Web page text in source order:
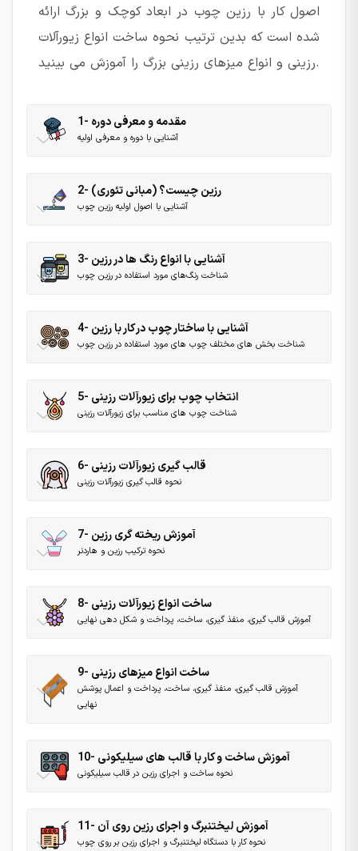
اصول کار با رزین چوب در ابعاد کوچک و بزرگ ارائه
شده است که بدین ترتیب نحوه ساخت انواع زیورآلات
رزینی و انواع میزهای رزینی بزرگ را آموزش می بینید.
1- مقدمه و معرفی دوره
آشنایی با دوره و معرفی اولیه
2- رزین چیست؟ (مبانی تئوری)
آشنایی با اصول اولیه رزین چوب
3- آشنایی با انواع رنگ ها در رزین
شناخت رنگ‌های مورد استفاده در رزین چوب
4- آشنایی با ساختار چوب در کار با رزین
شناخت بخش های مختلف چوب های مورد استفاده در رزین چوب
5- انتخاب چوب برای زیورآلات رزینی
شناخت چوب های مناسب برای زیورآلات رزینی
6- قالب ‌گیری زیورآلات رزینی
نحوه قالب گیری زیورآلات رزینی
7- آموزش ریخته ‌گری رزین
نحوه ترکیب رزین و هاردنر
8- ساخت انواع زیورآلات رزینی
آموزش قالب گیری، منفذ گیری، ساخت، پرداخت و شکل دهی نهایی
9- ساخت انواع میزهای رزینی
آموزش قالب گیری، منفذ گیری، ساخت، پرداخت و اعمال پوشش
نهایی
10- آموزش ساخت و کار با قالب های سیلیکونی
نحوه ساخت و اجرای رزین در قالب سیلیکونی
11- آموزش لیختنبرگ و اجرای رزین روی آن
نحوه کار با دستگاه لیختنبرگ و اجرای رزین بر روی چوب